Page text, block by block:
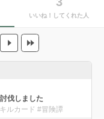
いいね！してくれた人
伐しました
ルカード #冒険譚